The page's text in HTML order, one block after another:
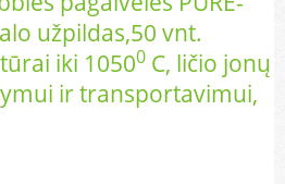
užpildas,50 vnt.
iki 10500 C, ličio jonų
ir transportavimui,